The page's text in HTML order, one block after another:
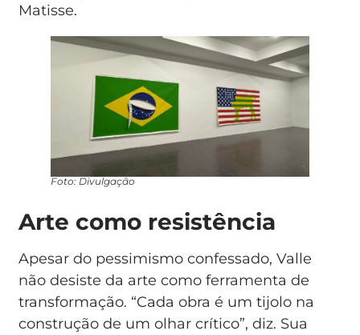
Matisse.
Foto: Divulgação
Arte como resistência
Apesar do pessimismo confessado, Valle
não desiste da arte como ferramenta de
transformação. “Cada obra é um tijolo na
construção de um olhar crítico”, diz. Sua